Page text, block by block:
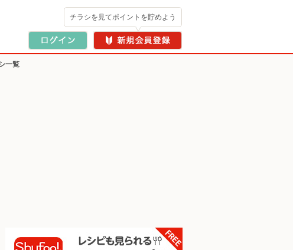
チラシを見てポイントを貯めよう
一覧